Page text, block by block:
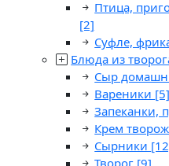
Птица,
[2]
Суфле,
Блюда из
Сыр
Вареники [5]
Запеканки,
Крем
Сырники